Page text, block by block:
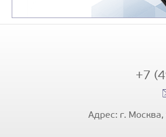
+7
Адрес: г.